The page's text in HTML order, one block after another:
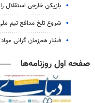
بازیکن خارجی استقلال
شروع تلخ مدافع تیم
فشار هم‌زمان گرانی مواد
صفحه اول روزنامه‌ها